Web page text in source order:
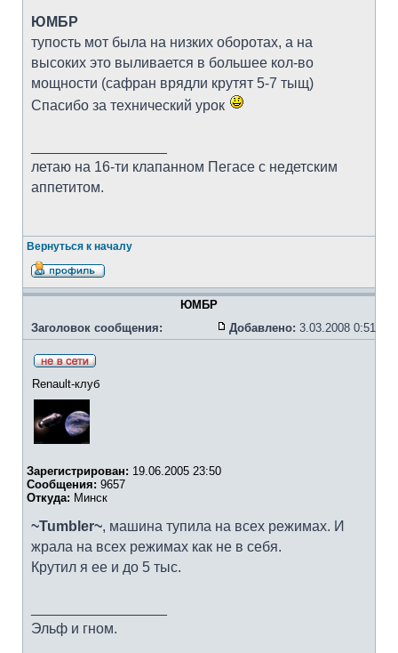
ЮМБР
тупость мот была на низких оборотах, а на
высоких это выливается в большее кол-во
мощности (сафран врядли крутят 5-7 тыщ)
Спасибо за технический урок
летаю на 16-ти клапанном Пегасе с недетским
аппетитом.
Вернуться к началу
ЮМБР
Заголовок сообщения:
Добавлено: 3.03.2008 0:51
Renault-клуб
Зарегистрирован: 19.06.2005 23:50
Сообщения: 9657
Откуда: Минск
~Tumbler~, машина тупила на всех режимах. И
жрала на всех режимах как не в себя.
Крутил я ее и до 5 тыс.
Эльф и гном.